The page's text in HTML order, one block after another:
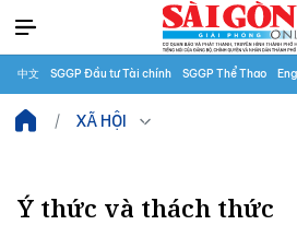
中文 SGGP Đầu tư Tài chính SGGP Thể Thao
XÃ HỘI
Ý thức và thách thức